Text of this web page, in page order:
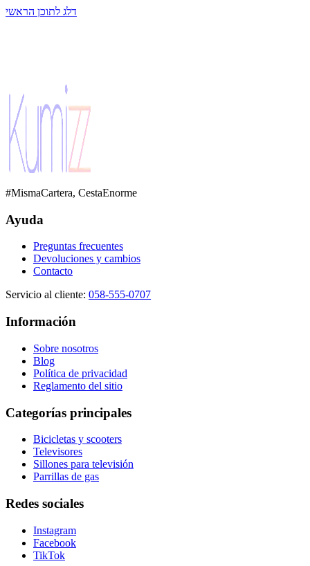
דלג לתוכן הראשי
#MismaCartera, CestaEnorme
Ayuda
Preguntas frecuentes
Devoluciones y cambios
Contacto
Servicio al cliente: 058-555-0707
Información
Sobre nosotros
Blog
Política de privacidad
Reglamento del sitio
Categorías principales
Bicicletas y scooters
Televisores
Sillones para televisión
Parrillas de gas
Redes sociales
Instagram
Facebook
TikTok